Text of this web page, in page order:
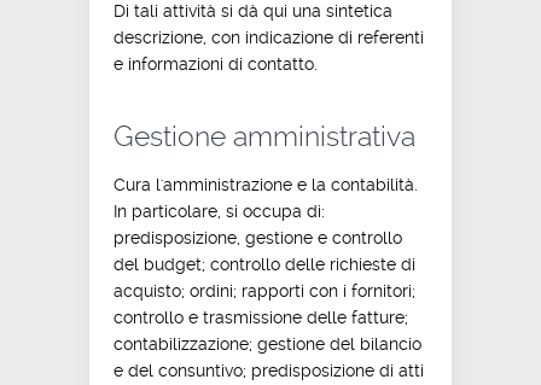
Di tali attività si dà qui una sintetica
descrizione, con indicazione di referenti
e informazioni di contatto.
Gestione amministrativa
Cura l'amministrazione e la contabilità.
In particolare, si occupa di:
predisposizione, gestione e controllo
del budget; controllo delle richieste di
acquisto; ordini; rapporti con i fornitori;
controllo e trasmissione delle fatture;
contabilizzazione; gestione del bilancio
e del consuntivo; predisposizione di atti